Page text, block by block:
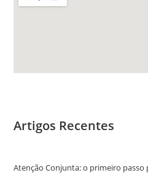
Artigos Recentes
Atenção Conjunta: o primeiro